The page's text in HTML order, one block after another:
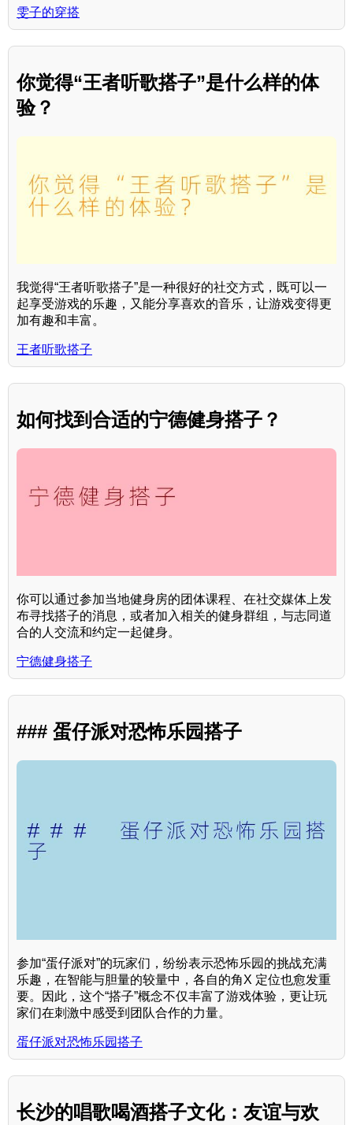
雯子的穿搭
你觉得“王者听歌搭子”是什么样的体
验？
我觉得“王者听歌搭子”是一种很好的社交方式，既可以一
起享受游戏的乐趣，又能分享喜欢的音乐，让游戏变得更
加有趣和丰富。
王者听歌搭子
如何找到合适的宁德健身搭子？
你可以通过参加当地健身房的团体课程、在社交媒体上发
布寻找搭子的消息，或者加入相关的健身群组，与志同道
合的人交流和约定一起健身。
宁德健身搭子
### 蛋仔派对恐怖乐园搭子
参加“蛋仔派对”的玩家们，纷纷表示恐怖乐园的挑战充满
乐趣，在智能与胆量的较量中，各自的角X 定位也愈发重
要。因此，这个“搭子”概念不仅丰富了游戏体验，更让玩
家们在刺激中感受到团队合作的力量。
蛋仔派对恐怖乐园搭子
长沙的唱歌喝酒搭子文化：友谊与欢